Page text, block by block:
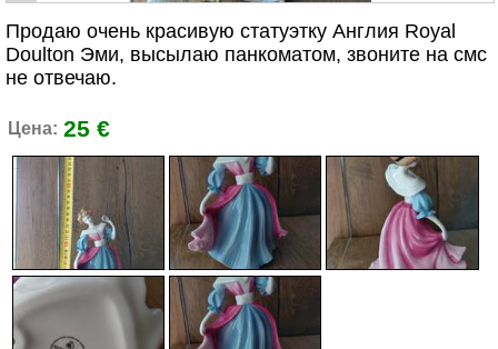
Продаю очень красивую статуэтку Англия Royal
Doulton Эми, высылаю панкоматом, звоните на смс
не отвечаю.
Цена: 25 €